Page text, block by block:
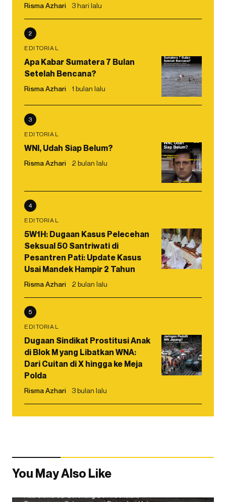
Risma Azhari 3 hari lalu
2
EDITORIAL
Apa Kabar Sumatera 7 Bulan
Setelah Bencana?
Risma Azhari 1 bulan lalu
3
EDITORIAL
WNI, Udah Siap Belum?
Risma Azhari 2 bulan lalu
4
EDITORIAL
5W1H: Dugaan Kasus Pelecehan
Seksual 50 Santriwati di
Pesantren Pati: Update Kasus
Usai Mandek Hampir 2 Tahun
Risma Azhari 2 bulan lalu
5
EDITORIAL
Dugaan Sindikat Prostitusi Anak
di Blok M yang Libatkan WNA:
Dari Cuitan di X hingga ke Meja
Polda
Risma Azhari 3 bulan lalu
You May Also Like